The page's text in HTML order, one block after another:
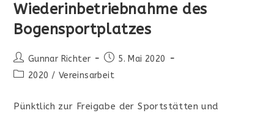
Wiederinbetriebnahme des
Bogensportplatzes
Beitrags-
Autor:
Gunnar Richter
Beitrag
veröffentlicht:
5. Mai 2020
Beitrags-
2020 / Vereinsarbeit
Pünktlich zur Freigabe der Sportstätten und